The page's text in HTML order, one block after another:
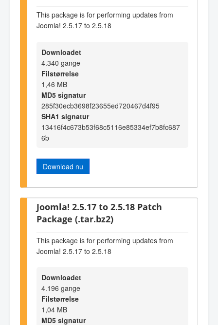
This package is for performing updates from
Joomla! 2.5.17 to 2.5.18
Downloadet
4.340 gange
Filstørrelse
1,46 MB
MD5 signatur
285f30ecb3698f23655ed720467d4f95
SHA1 signatur
13416f4c673b53f68c5116e85334ef7b8fc687
6b
Download nu
Joomla! 2.5.17 to 2.5.18 Patch
Package (.tar.bz2)
This package is for performing updates from
Joomla! 2.5.17 to 2.5.18
Downloadet
4.196 gange
Filstørrelse
1,04 MB
MD5 signatur